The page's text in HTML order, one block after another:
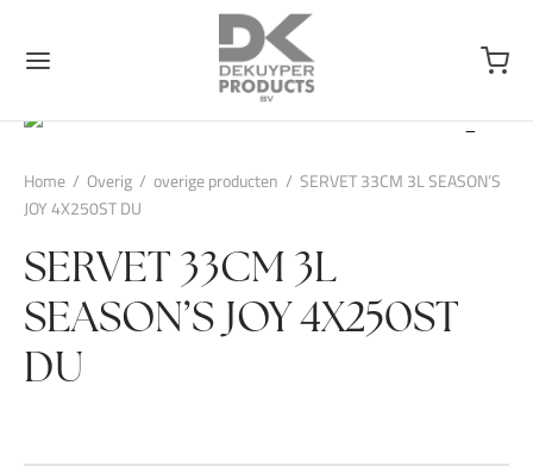
Home / Overig / overige producten / SERVET 33CM 3L SEASON’S
JOY 4X250ST DU
SERVET 33CM 3L
SEASON’S JOY 4X250ST
DU